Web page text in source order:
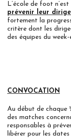
L’école de foot
prévenir leur
fortement la
critère dont les
des équipes du week-
CONVOCATION
Au début de chaque
des matches
responsables à
libérer pour les dates